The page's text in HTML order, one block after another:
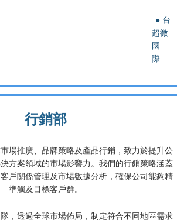
● 台
超微
國
際
行銷部
場推廣、品牌策略及產品行銷，致力於提升公
方案領域的市場影響力。我們的行銷策略涵蓋
戶關係管理及市場數據分析，確保公司能夠精
準觸及目標客戶群。
，透過全球市場佈局，制定符合不同地區需求